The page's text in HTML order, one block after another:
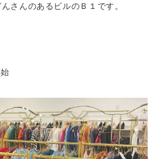
んのあるビルのＢ１です。